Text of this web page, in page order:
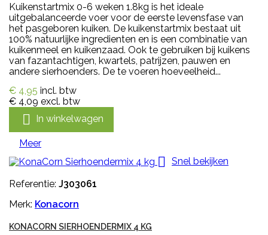
Kuikenstartmix 0-6 weken 1.8kg is het ideale
uitgebalanceerde voer voor de eerste levensfase van
het pasgeboren kuiken. De kuikenstartmix bestaat uit
100% natuurlijke ingredienten en is een combinatie van
kuikenmeel en kuikenzaad. Ook te gebruiken bij kuikens
van fazantachtigen, kwartels, patrijzen, pauwen en
andere sierhoenders. De te voeren hoeveelheid...
€ 4,95 incl. btw
€ 4,09 excl. btw
 In winkelwagen
Meer
 Snel bekijken
Referentie: J303061
Merk: Konacorn
KONACORN SIERHOENDERMIX 4 KG